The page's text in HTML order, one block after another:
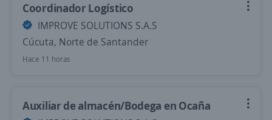
Coordinador Logístico
IMPROVE SOLUTIONS S.A.S
Cúcuta, Norte de Santander
Hace 11 horas
Auxiliar de almacén/Bodega en Ocaña